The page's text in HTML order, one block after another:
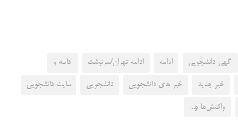
آگهی دانشجویی ادامه ادامه تهران/سرنوشت ادامه و
خبر جدید خبر های دانشجویی دانشجویی سایت دانشجویی
واکنش‌ها و...